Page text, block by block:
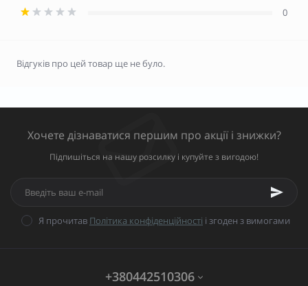
0
Відгуків про цей товар ще не було.
Хочете дізнаватися першим про акції і знижки?
Підпишіться на нашу розсилку і купуйте з вигодою!
Я прочитав Політика конфіденційності і згоден з вимогами
+380442510306